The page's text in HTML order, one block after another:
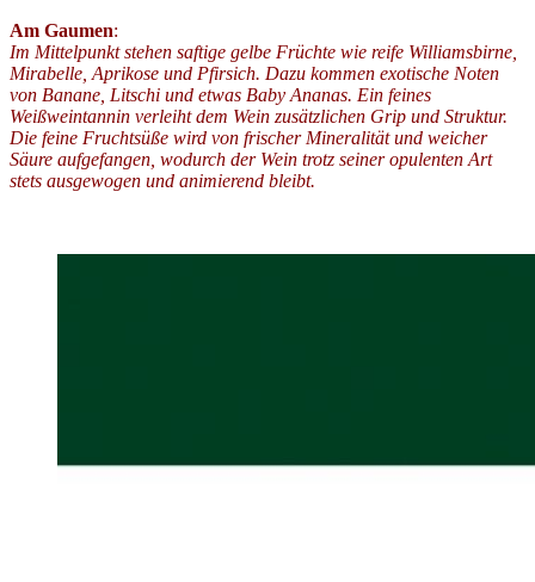
Am Gaumen:
Im Mittelpunkt stehen saftige gelbe Früchte wie reife Williamsbirne,
Mirabelle, Aprikose und Pfirsich. Dazu kommen exotische Noten
von Banane, Litschi und etwas Baby Ananas. Ein feines
Weißweintannin verleiht dem Wein zusätzlichen Grip und Struktur.
Die feine Fruchtsüße wird von frischer Mineralität und weicher
Säure aufgefangen, wodurch der Wein trotz seiner opulenten Art
stets ausgewogen und animierend bleibt.